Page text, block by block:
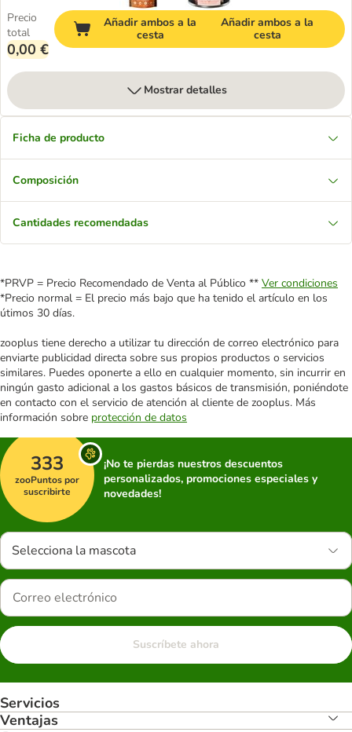
Precio
total
0,00 €
Añadir ambos a la
cesta
Añadir ambos a la
cesta
Mostrar detalles
Ficha de producto
Composición
Cantidades recomendadas
*PRVP = Precio Recomendado de Venta al Público ** Ver condiciones
*Precio normal = El precio más bajo que ha tenido el artículo en los
útimos 30 días.
zooplus tiene derecho a utilizar tu dirección de correo electrónico para
enviarte publicidad directa sobre sus propios productos o servicios
similares. Puedes oponerte a ello en cualquier momento, sin incurrir en
ningún gasto adicional a los gastos básicos de transmisión, poniéndote
en contacto con el servicio de atención al cliente de zooplus. Más
información sobre protección de datos
333
zooPuntos por
suscribirte
¡No te pierdas nuestros descuentos
personalizados, promociones especiales y
novedades!
Selecciona la mascota
Suscríbete ahora
Servicios
Ventajas